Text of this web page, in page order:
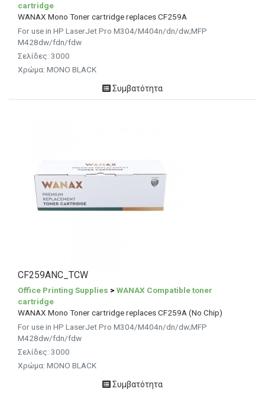
cartridge
WANAX Mono Toner cartridge replaces CF259A
For use in HP LaserJet Pro M304/M404n/dn/dw;MFP
M428dw/fdn/fdw
Σελίδες: 3000
Χρώμα: MONO BLACK
Συμβατότητα
CF259ANC_TCW
Office Printing Supplies > WANAX Compatible toner
cartridge
WANAX Mono Toner cartridge replaces CF259A (No Chip)
For use in HP LaserJet Pro M304/M404n/dn/dw;MFP
M428dw/fdn/fdw
Σελίδες: 3000
Χρώμα: MONO BLACK
Συμβατότητα